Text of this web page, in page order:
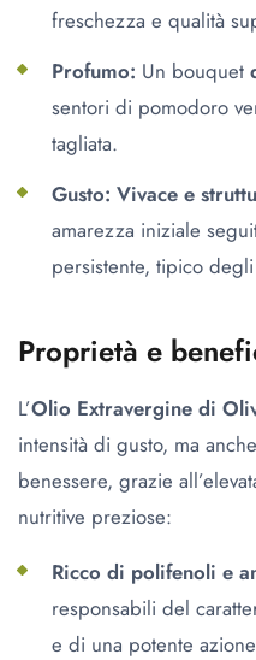
freschezza e qualità
Profumo: Un bouquet
sentori di pomodoro
tagliata.
Gusto: Vivace e
amarezza iniziale
persistente, tipico
Proprietà e
L’Olio Extravergine di
intensità di gusto, ma
benessere, grazie
nutritive preziose:
Ricco di polifenoli e
responsabili del
e di una potente